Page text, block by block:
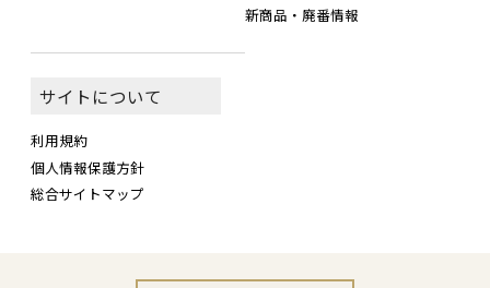
新商品・廃番情報
サイトについて
利用規約
個人情報保護方針
総合サイトマップ